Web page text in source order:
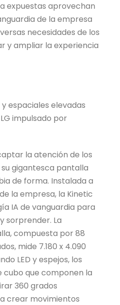
expuestas aprovechan
de la empresa
necesidades de los
y ampliar la experiencia
espaciales elevadas
impulsado por
la atención de los
gigantesca pantalla
de forma. Instalada a
la empresa, la Kinetic
IA de vanguardia para
sorprender. La
compuesta por 88
mide 7.180 x 4.090
LED y espejos, los
cubo que componen la
360 grados
crear movimientos